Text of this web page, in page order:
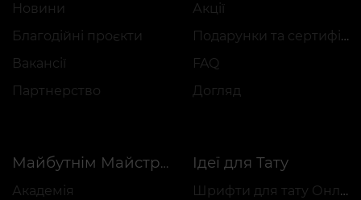
Новини
Благодійні проєкти
Вакансії
Партнерство
Акції
Подарунки та сертифікати
FAQ
Догляд
Майбутнім Майстрам
Академія
Ідеї для Тату
Шрифти для тату Онлайн